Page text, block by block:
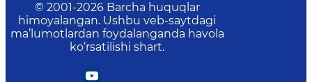
© 2001-2026 Barcha huquqlar
himoyalangan. Ushbu veb-saytdagi
ma’lumotlardan foydalanganda havola
ko‘rsatilishi shart.